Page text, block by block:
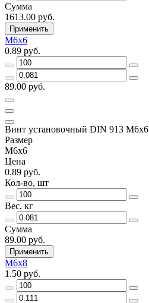
Сумма
1613.00 руб.
Применить
М6х6
0.89 руб.
89.00 руб.
Винт установочный DIN 913 М6х6
Размер
М6х6
Цена
0.89 руб.
Кол-во, шт
Вес, кг
Сумма
89.00 руб.
Применить
М6х8
1.50 руб.